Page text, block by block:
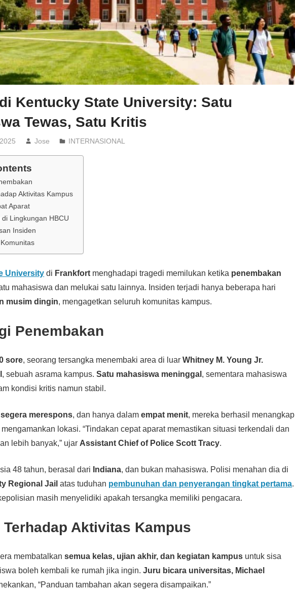
Kentucky State University: Satu
Tewas, Satu Kritis
Jose INTERNASIONAL
Aktivitas Kampus
Aparat
Lingkungan HBCU
Insiden
University di Frankfort menghadapi tragedi memilukan ketika penembakan
mahasiswa dan melukai satu lainnya. Insiden terjadi hanya beberapa hari
musim dingin, mengagetkan seluruh komunitas kampus.
Penembakan
sore, seorang tersangka menembaki area di luarWhitney M. Young Jr.
, sebuah asrama kampus.Satu mahasiswa meninggal , sementara mahasiswa
kondisi kritis namun stabil.
merespons, dan hanya dalamempat menit, mereka berhasil menangkap
lokasi. “Tindakan cepat aparat memastikan situasi terkendali dan
lebih banyak,” ujar Assistant Chief of Police Scott Tracy.
48 tahun, berasal dari Indiana, dan bukan mahasiswa. Polisi menahan dia di
Regional Jail atas tuduhan pembunuhan dan penyerangan tingkat pertama.
masih menyelidiki apakah tersangka memiliki pengacara.
Terhadap Aktivitas Kampus
membatalkansemua kelas, ujian akhir, dan kegiatan kampus untuk sisa
boleh kembali ke rumah jika ingin.Juru bicara universitas, Michael
“Panduan tambahan akan segera disampaikan.”